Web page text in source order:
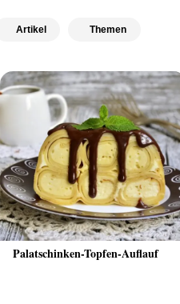
Artikel Themen
Palatschinken-Topfen-Auflauf